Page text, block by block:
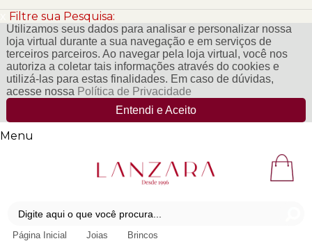
Filtre sua Pesquisa:
Utilizamos seus dados para analisar e personalizar nossa
loja virtual durante a sua navegação e em serviços de
terceiros parceiros. Ao navegar pela loja virtual, você nos
autoriza a coletar tais informações através do cookies e
utilizá-las para estas finalidades. Em caso de dúvidas,
acesse nossa Política de Privacidade
Entendi e Aceito
Menu
Página Inicial Joias Brincos